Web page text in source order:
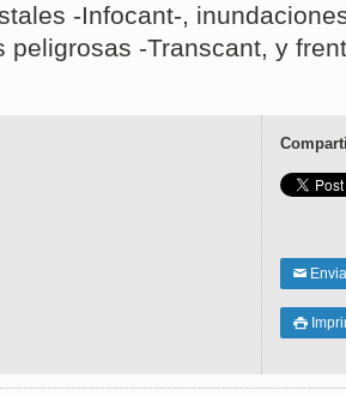
-Infocant-,
peligrosas -Transcant, y
✉
